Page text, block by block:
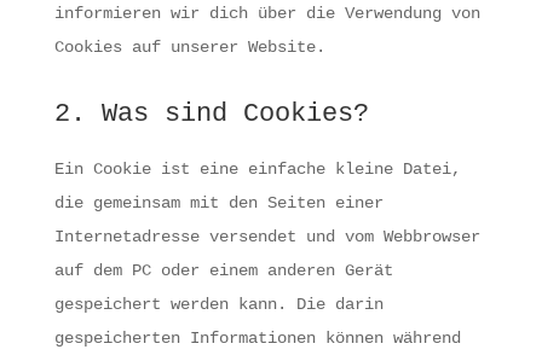
informieren wir dich über die Verwendung von
Cookies auf unserer Website.
2. Was sind Cookies?
Ein Cookie ist eine einfache kleine Datei,
die gemeinsam mit den Seiten einer
Internetadresse versendet und vom Webbrowser
auf dem PC oder einem anderen Gerät
gespeichert werden kann. Die darin
gespeicherten Informationen können während